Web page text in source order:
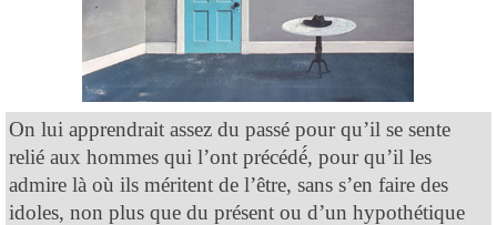
On lui apprendrait assez du passé pour qu’il se sente
relié aux hommes qui l’ont précédé́, pour qu’il les
admire là où ils méritent de l’être, sans s’en faire des
idoles, non plus que du présent ou d’un hypothétique